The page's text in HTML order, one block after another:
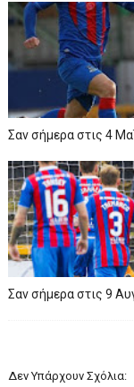
Σαν σήμερα στις 4
Σαν σήμερα στις 9
Δεν Υπάρχουν Σχόλια: